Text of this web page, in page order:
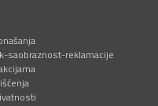
saobraznost-reklamacije